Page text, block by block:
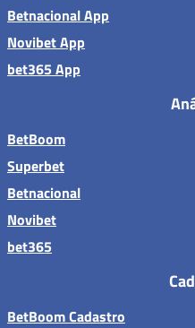
Betnacional App
Novibet App
bet365 App
BetBoom
Superbet
Betnacional
Novibet
bet365
BetBoom Cadastro